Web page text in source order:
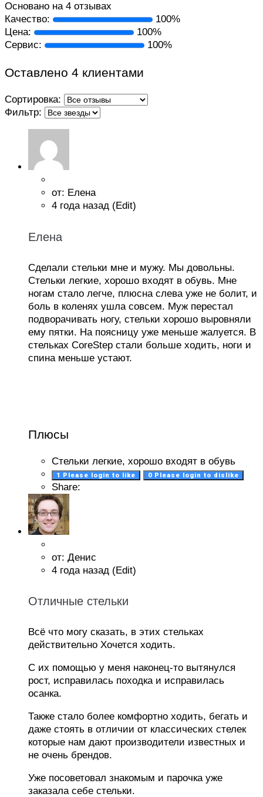
Основано на 4 отзывах
Качество:
100%
Цена:
100%
Сервис:
100%
Оставлено 4 клиентами
Сортировка:
Фильтр:
от: Елена
4 года назад (Edit)
Елена
Сделали стельки мне и мужу. Мы довольны.
Стельки легкие, хорошо входят в обувь. Мне
ногам стало легче, плюсна слева уже не болит, и
боль в коленях ушла совсем. Муж перестал
подворачивать ногу, стельки хорошо выровняли
ему пятки. На поясницу уже меньше жалуется. В
стельках CoreStep стали больше ходить, ноги и
спина меньше устают.
Плюсы
Стельки легкие, хорошо входят в обувь
1 Please login to like 0 Please login to dislike
Share:
от: Денис
4 года назад (Edit)
Отличные стельки
Всё что могу сказать, в этих стельках
действительно Хочется ходить.
С их помощью у меня наконец-то вытянулся
рост, исправилась походка и исправилась
осанка.
Также стало более комфортно ходить, бегать и
даже стоять в отличии от классических стелек
которые нам дают производители известных и
не очень брендов.
Уже посоветовал знакомым и парочка уже
заказала себе стельки.